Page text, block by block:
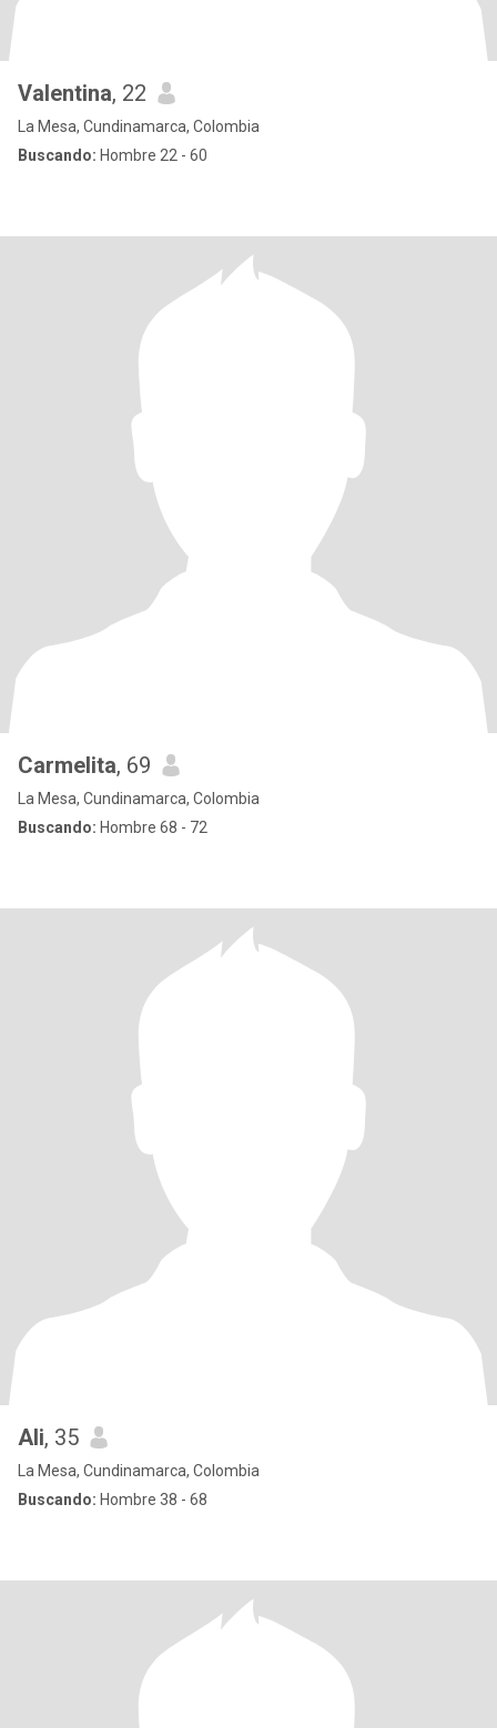
Valentina, 22
La Mesa, Cundinamarca, Colombia
Buscando: Hombre 22 - 60
Carmelita, 69
La Mesa, Cundinamarca, Colombia
Buscando: Hombre 68 - 72
Ali, 35
La Mesa, Cundinamarca, Colombia
Buscando: Hombre 38 - 68